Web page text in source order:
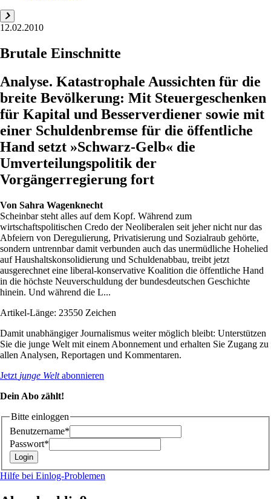
12.02.2010
Brutale Einschnitte
Analyse. Katastrophale Aussichten für die
breite Bevölkerung: Mit Steuergeschenken
für Kapital und Besserverdiener sowie mit
einer Schuldenbremse für die öffentliche
Hand setzt »Schwarz-Gelb« die
Umverteilungspolitik der
Vorgängerregierung fort
Von Sahra Wagenknecht
Scheinbar steht alles auf dem Kopf. Während zum
wirtschaftspolitischen Credo der Neoliberalen seit jeher nicht nur das
Abfeiern von Deregulierung, Privatisierung und Sozialraub gehörte,
sondern untrennbar damit verbunden auch das unermüdliche Hohelied
auf Haushaltskonsolidierung und Schuldenabbau, treibt jetzt
ausgerechnet eine liberal-konservative Koali­tion die öffentliche Hand
in die höchste Neuverschuldung der bundesdeutschen Geschichte
hinein. Und während die L...
Artikel-Länge: 23550 Zeichen
Damit unabhängiger Journalismus weiter möglich bleibt: Unterstützen
Sie die junge Welt mit einem Abonnement und erhalten Sie Zugang zu
allen Analysen, Reportagen und Kommentaren.
Jetzt junge Weltabonnieren
Dein Abo zählt!
Bitte einloggen
Benutzername*
Passwort*
Hilfe bei Einlog-Problemen